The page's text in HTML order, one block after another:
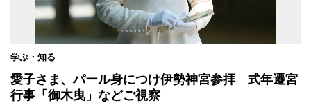
学ぶ・知る
愛子さま、パール身につけ伊勢神宮参拝 式年遷宮
行事「御木曳」などご視察